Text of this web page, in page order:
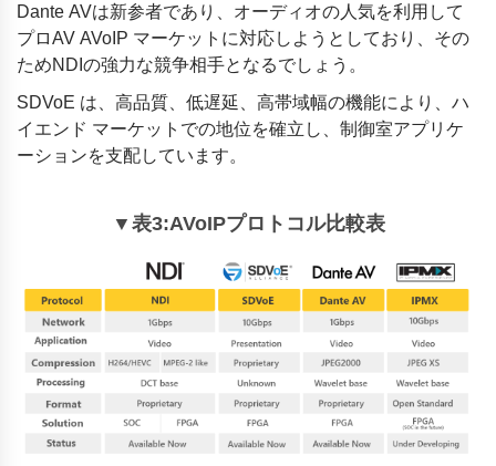
Dante AVは新参者であり、オーディオの人気を利用して
プロAV AVoIP マーケットに対応しようとしており、その
ためNDIの強力な競争相手となるでしょう。
SDVoE は、高品質、低遅延、高帯域幅の機能により、ハ
イエンド マーケットでの地位を確立し、制御室アプリケ
ーションを支配しています。
▼表3:AVoIPプロトコル比較表